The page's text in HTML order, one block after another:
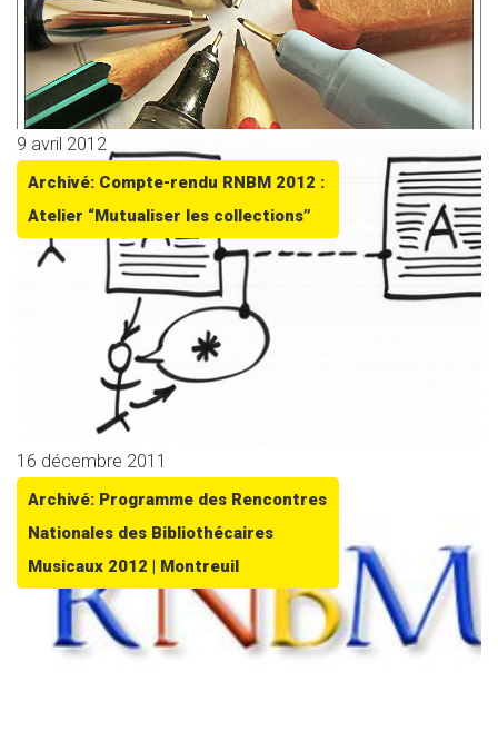
9 avril 2012
Archivé: Compte-rendu RNBM 2012 :
Atelier “Mutualiser les collections”
16 décembre 2011
Archivé: Programme des Rencontres
Nationales des Bibliothécaires
Musicaux 2012 | Montreuil